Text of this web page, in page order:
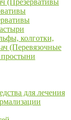
(Презервативы
колготки,
(Перевязочные
для лечения